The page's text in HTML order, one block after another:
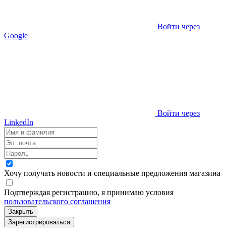
Войти через
Google
Войти через
LinkedIn
Хочу получать новости и специальные предложения магазина
Подтверждая регистрацию, я принимаю условия
пользовательского соглашения
Закрыть
Зарегистрироваться